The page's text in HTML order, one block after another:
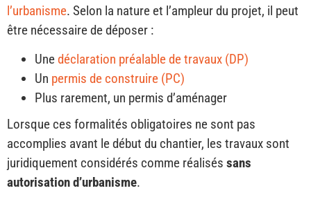
l’urbanisme. Selon la nature et l’ampleur du projet, il peut
être nécessaire de déposer :
Unedéclaration préalable de travaux (DP)
Un permis de construire (PC)
Plus rarement, un permis d’aménager
Lorsque ces formalités obligatoires ne sont pas
accomplies avant le début du chantier, les travaux sont
juridiquement considérés comme réalisés sans
autorisation d’urbanisme.